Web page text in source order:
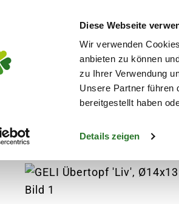
Diese Webseite
Wir verwenden
anbieten zu können
zu Ihrer Verwendung
Unsere Partner führen
bereitgestellt haben
Details zeigen
Blumen
Zimmerpflanzen Blühende